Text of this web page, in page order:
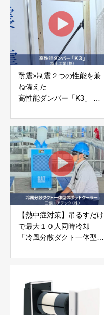
耐震×制震２つの性能を兼
ね備えた
高性能ダンパー「K3」 富
【熱中症対策】吊るすだけ
で最大１０人同時冷却
「冷風分散ダクト一体型ス
三協エアテック株式会社